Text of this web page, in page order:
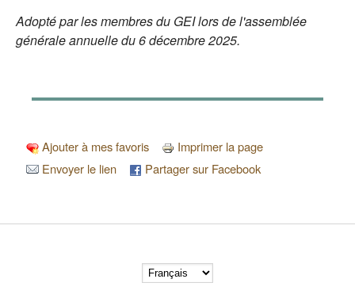
Adopté par les membres du GEI lors de l'assemblée
générale annuelle du 6 décembre 2025.
Ajouter à mes favoris
Imprimer la page
Envoyer le lien
Partager sur Facebook